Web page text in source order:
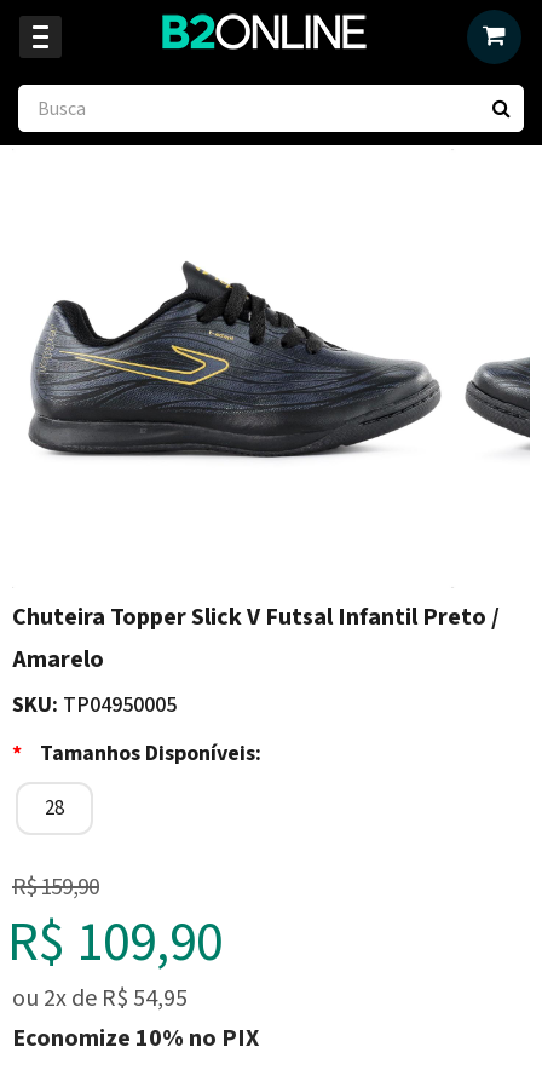
Chuteira Topper Slick V Futsal Infantil Preto /
Amarelo
SKU: TP04950005
*
Tamanhos Disponíveis:
28
R$ 159,90
R$ 109,90
ou 2xde R$ 54,95
Economize 10% no PIX